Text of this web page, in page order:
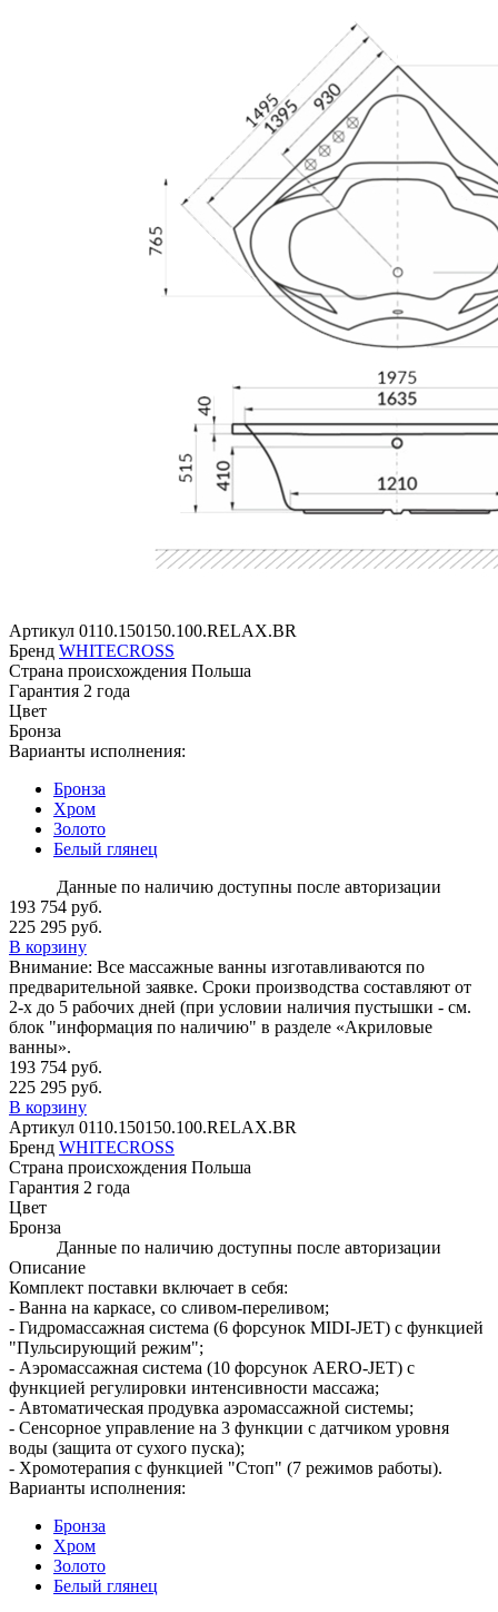
Артикул 0110.150150.100.RELAX.BR
Бренд WHITECROSS
Страна происхождения Польша
Гарантия 2 года
Цвет
Бронза
Варианты исполнения:
Бронза
Хром
Золото
Белый глянец
Данные по наличию доступны после авторизации
193 754 руб.
225 295 руб.
В корзину
Внимание: Все массажные ванны изготавливаются по
предварительной заявке. Сроки производства составляют от
2-х до 5 рабочих дней (при условии наличия пустышки - см.
блок "информация по наличию" в разделе «Акриловые
ванны».
193 754 руб.
225 295 руб.
В корзину
Артикул 0110.150150.100.RELAX.BR
Бренд WHITECROSS
Страна происхождения Польша
Гарантия 2 года
Цвет
Бронза
Данные по наличию доступны после авторизации
Описание
Комплект поставки включает в себя:
- Ванна на каркасе, со сливом-переливом;
- Гидромассажная система (6 форсунок MIDI-JET) с функцией
"Пульсирующий режим";
- Аэромассажная система (10 форсунок AERO-JET) с
функцией регулировки интенсивности массажа;
- Автоматическая продувка аэромассажной системы;
- Сенсорное управление на 3 функции с датчиком уровня
воды (защита от сухого пуска);
- Хромотерапия с функцией "Стоп" (7 режимов работы).
Варианты исполнения:
Бронза
Хром
Золото
Белый глянец